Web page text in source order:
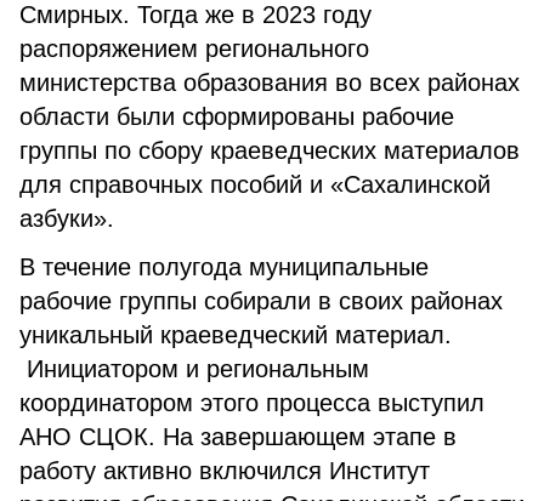
Смирных. Тогда же в 2023 году
распоряжением регионального
министерства образования во всех районах
области были сформированы рабочие
группы по сбору краеведческих материалов
для справочных пособий и «Сахалинской
азбуки».
В течение полугода муниципальные
рабочие группы собирали в своих районах
уникальный краеведческий материал.
Инициатором и региональным
координатором этого процесса выступил
АНО СЦОК. На завершающем этапе в
работу активно включился Институт